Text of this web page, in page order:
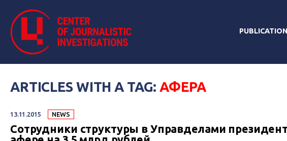
ARTICLES WITH A TAG: АФЕРА
13.11.2015 NEWS
Сотрудники структуры в Управделами